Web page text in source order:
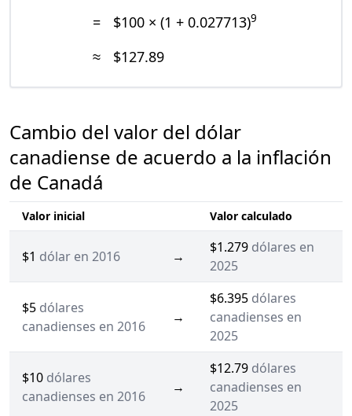
= $100 × (1 + 0.027713)9
≈ $127.89
Cambio del valor del dólar
canadiense de acuerdo a la inflación
de Canadá
Valor inicial Valor calculado
$1 dólar en 2016 →
$1.279 dólares en
2025
$5 dólares
canadienses en 2016
→
$6.395 dólares
canadienses en
2025
$10 dólares
canadienses en 2016
→
$12.79 dólares
canadienses en
2025